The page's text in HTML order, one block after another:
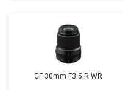
GF 30mm F3.5 R WR